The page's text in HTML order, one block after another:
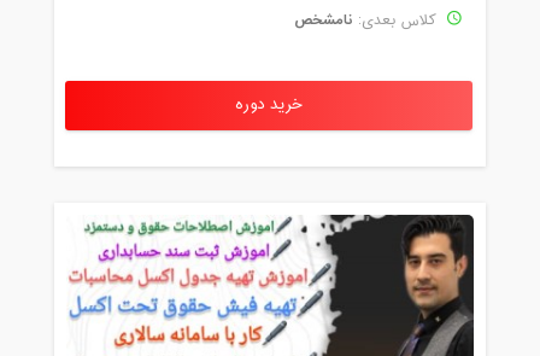
کلاس بعدی: نامشخص
خرید دوره